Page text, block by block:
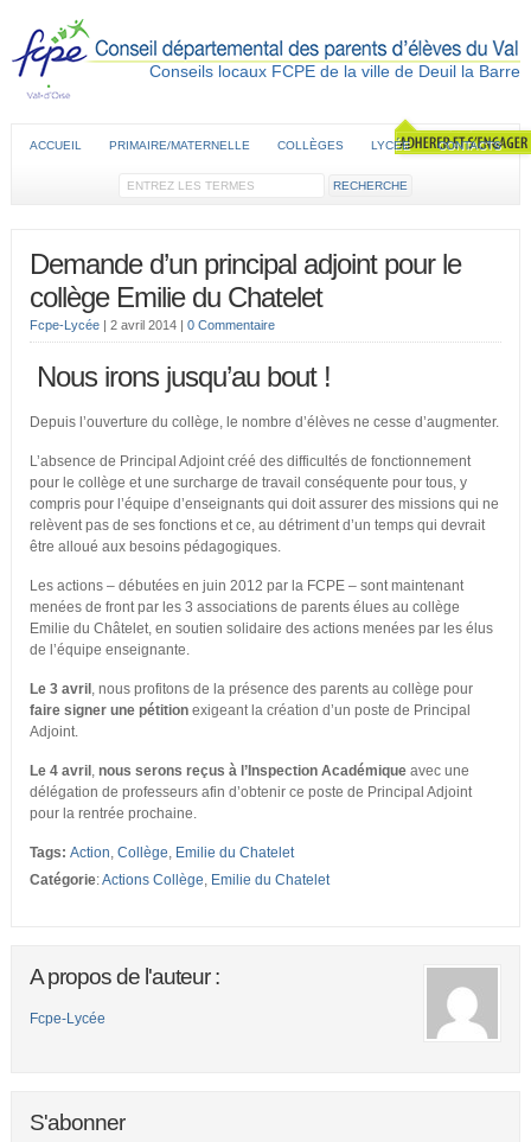
Conseils locaux FCPE de la ville de Deuil la Barre
ACCUEIL PRIMAIRE/MATERNELLE COLLÈGES LYCÉE CONTACTS
Demande d’un principal adjoint pour le
collège Emilie du Chatelet
Fcpe-Lycée| 2 avril 2014 | 0 Commentaire
Nous irons jusqu’au bout !
Depuis l’ouverture du collège, le nombre d’élèves ne cesse d’augmenter.
L’absence de Principal Adjoint créé des difficultés de fonctionnement
pour le collège et une surcharge de travail conséquente pour tous, y
compris pour l’équipe d’enseignants qui doit assurer des missions qui ne
relèvent pas de ses fonctions et ce, au détriment d’un temps qui devrait
être alloué aux besoins pédagogiques.
Les actions – débutées en juin 2012 par la FCPE – sont maintenant
menées de front par les 3 associations de parents élues au collège
Emilie du Châtelet, en soutien solidaire des actions menées par les élus
de l’équipe enseignante.
Le 3 avril , nous profitons de la présence des parents au collège pour
faire signer une pétitionexigeant la création d’un poste de Principal
Adjoint.
Le 4 avril , nous serons reçus à l’Inspection Académiqueavec une
délégation de professeurs afin d’obtenir ce poste de Principal Adjoint
pour la rentrée prochaine.
Tags: Action, Collège, Emilie du Chatelet
Catégorie:Actions Collège, Emilie du Chatelet
A propos de l'auteur :
Fcpe-Lycée
S'abonner